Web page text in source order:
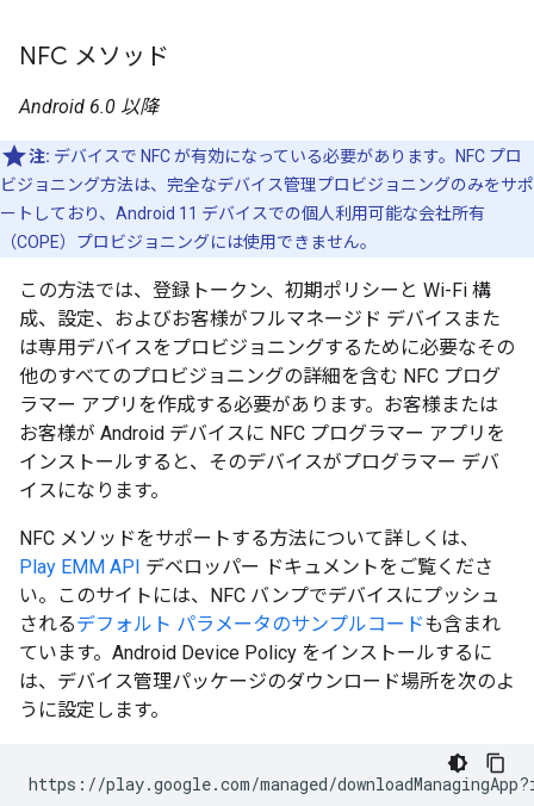
NFC メソッド
Android 6.0 以降
注: デバイスで NFC が有効になっている必要があります。NFC プロ
ビジョニング方法は、完全なデバイス管理プロビジョニングのみをサポ
ートしており、Android 11 デバイスでの個人利用可能な会社所有
（COPE）プロビジョニングには使用できません。
この方法では、登録トークン、初期ポリシーと Wi-Fi 構
成、設定、およびお客様がフルマネージド デバイスまた
は専用デバイスをプロビジョニングするために必要なその
他のすべてのプロビジョニングの詳細を含む NFC プログ
ラマー アプリを作成する必要があります。お客様または
お客様が Android デバイスに NFC プログラマー アプリを
インストールすると、そのデバイスがプログラマー デバ
イスになります。
NFC メソッドをサポートする方法について詳しくは、
Play EMM API デベロッパー ドキュメントをご覧くださ
い。このサイトには、NFC バンプでデバイスにプッシュ
されるデフォルト パラメータのサンプルコードも含まれ
ています。Android Device Policy をインストールするに
は、デバイス管理パッケージのダウンロード場所を次のよ
うに設定します。